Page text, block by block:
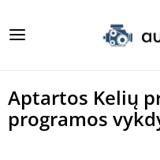
Aptartos Kelių
programos